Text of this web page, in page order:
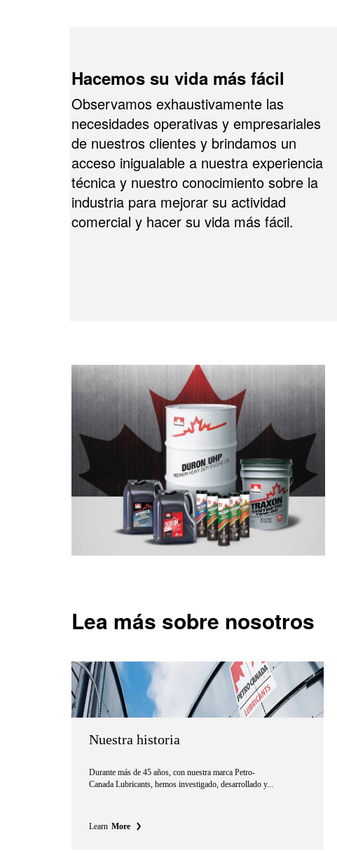
Hacemos su vida más fácil
Observamos exhaustivamente las
necesidades operativas y empresariales
de nuestros clientes y brindamos un
acceso inigualable a nuestra experiencia
técnica y nuestro conocimiento sobre la
industria para mejorar su actividad
comercial y hacer su vida más fácil.
Lea más sobre nosotros
Nuestra historia
Durante más de 45 años, con nuestra marca Petro-
Canada Lubricants, hemos investigado, desarrollado y...
Learn More